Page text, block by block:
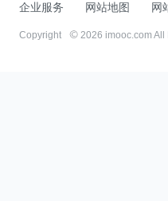
企业服务 网站地图 网
Copyright 2026 imooc.com All